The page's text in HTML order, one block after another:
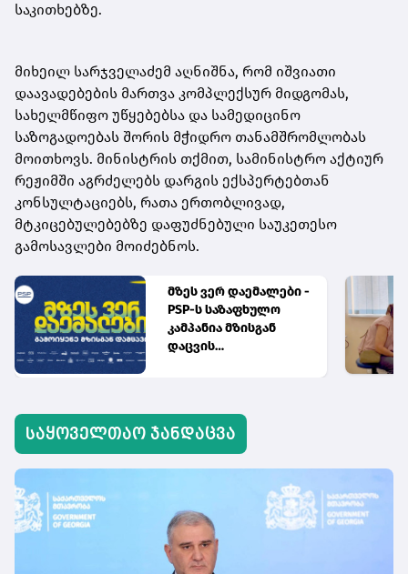
საკითხებზე.
მიხეილ სარჯველაძემ აღნიშნა, რომ იშვიათი
დაავადებების მართვა კომპლექსურ მიდგომას,
სახელმწიფო უწყებებსა და სამედიცინო
საზოგადოებას შორის მჭიდრო თანამშრომლობას
მოითხოვს. მინისტრის თქმით, სამინისტრო აქტიურ
რეჟიმში აგრძელებს დარგის ექსპერტებთან
კონსულტაციებს, რათა ერთობლივად,
მტკიცებულებებზე დაფუძნებული საუკეთესო
გამოსავლები მოიძებნოს.
მზეს ვერ დაემალები -
PSP-ს საზაფხულო
კამპანია მზისგან
დაცვის
საყოველთაო ჯანდაცვა